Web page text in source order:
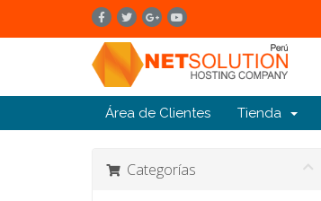
Área de Clientes Tienda
Categorías